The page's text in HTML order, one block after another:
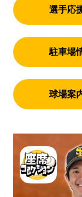
選手応
駐車場
球場案